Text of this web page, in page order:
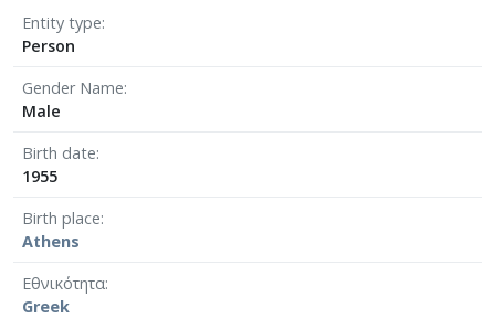
Entity type
Person
Gender Name
Male
Birth date
1955
Birth place
Athens
Εθνικότητα
Greek